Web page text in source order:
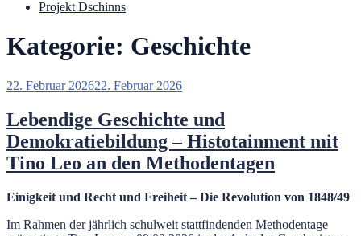
Projekt Dschinns
Kategorie: Geschichte
Veröffentlicht
22. Februar 202622. Februar 2026
Lebendige Geschichte und
Demokratiebildung – Histotainment mit
Tino Leo an den Methodentagen
Einigkeit und Recht und Freiheit – Die Revolution von 1848/49
Im Rahmen der jährlich schulweit stattfindenden Methodentage